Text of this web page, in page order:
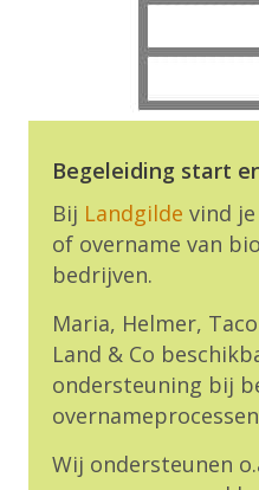
Begeleiding start
Bij Landgilde vind
of overname van
bedrijven.
Maria, Helmer,
Land & Co
ondersteuning bij
Wij ondersteunen